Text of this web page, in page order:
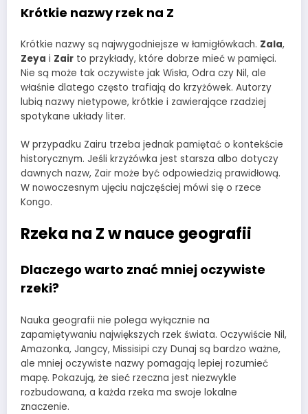
Krótkie nazwy rzek na Z
Krótkie nazwy są najwygodniejsze w łamigłówkach. Zala,
Zeya i Zair to przykłady, które dobrze mieć w pamięci.
Nie są może tak oczywiste jak Wisła, Odra czy Nil, ale
właśnie dlatego często trafiają do krzyżówek. Autorzy
lubią nazwy nietypowe, krótkie i zawierające rzadziej
spotykane układy liter.
W przypadku Zairu trzeba jednak pamiętać o kontekście
historycznym. Jeśli krzyżówka jest starsza albo dotyczy
dawnych nazw, Zair może być odpowiedzią prawidłową.
W nowoczesnym ujęciu najczęściej mówi się o rzece
Kongo.
Rzeka na Z w nauce geografii
Dlaczego warto znać mniej oczywiste
rzeki?
Nauka geografii nie polega wyłącznie na
zapamiętywaniu największych rzek świata. Oczywiście Nil,
Amazonka, Jangcy, Missisipi czy Dunaj są bardzo ważne,
ale mniej oczywiste nazwy pomagają lepiej rozumieć
mapę. Pokazują, że sieć rzeczna jest niezwykle
rozbudowana, a każda rzeka ma swoje lokalne
znaczenie.